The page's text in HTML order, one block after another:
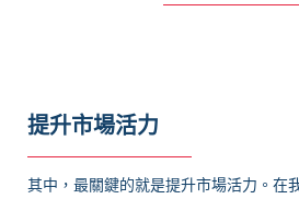
提升市場活力
其中，最關鍵的就是提升市場活力。在